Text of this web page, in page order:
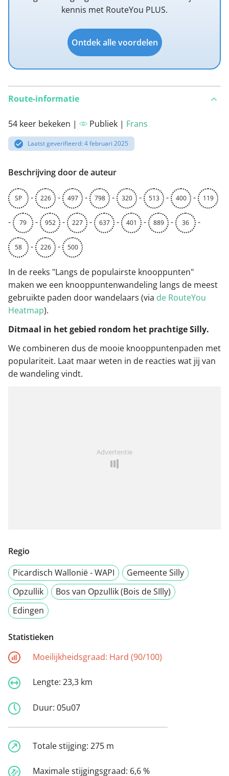
kennis met RouteYou PLUS.
Ontdek alle voordelen
Route-informatie
54 keer bekeken | Publiek | Frans
Laatst geverifieerd: 4 februari 2025
Beschrijving door de auteur
SP - 226 - 497 - 798 - 320 - 513 - 400 - 119
- 79 - 952 - 227 - 637 - 401 - 889 - 36 -
58 - 226 - 500
In de reeks "Langs de populairste knooppunten"
maken we een knooppuntenwandeling langs de meest
gebruikte paden door wandelaars (via de RouteYou
Heatmap).
Ditmaal in het gebied rondom het prachtige Silly.
We combineren dus de mooie knooppuntenpaden met
populariteit. Laat maar weten in de reacties wat jij van
de wandeling vindt.
Advertentie
Regio
Picardisch Wallonië - WAPI
Gemeente Silly
Opzullik
Bos van Opzullik (Bois de SIlly)
Edingen
Statistieken
Moeilijkheidsgraad: Hard (90/100)
Lengte: 23,3 km
Duur: 05u07
Totale stijging: 275 m
Maximale stijgingsgraad: 6,6 %